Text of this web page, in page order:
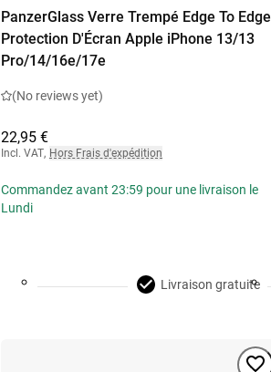
PanzerGlass Verre Trempé Edge To Edge
Protection D'Écran Apple iPhone 13/13
Pro/14/16e/17e
(No reviews yet)
22,95 €
Incl. VAT, Hors Frais d'expédition
Commandez avant 23:59 pour une livraison le
Lundi
Livraison gratuite